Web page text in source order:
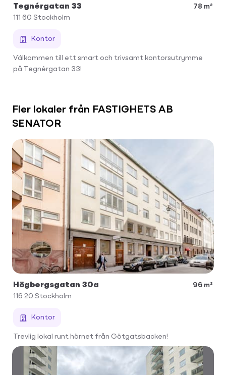
Tegnérgatan 33
78 m²
111 60 Stockholm
Kontor
Välkommen till ett smart och trivsamt kontorsutrymme
på Tegnérgatan 33!
Fler lokaler från FASTIGHETS AB
SENATOR
Högbergsgatan 30a
96 m²
116 20 Stockholm
Kontor
Trevlig lokal runt hörnet från Götgatsbacken!